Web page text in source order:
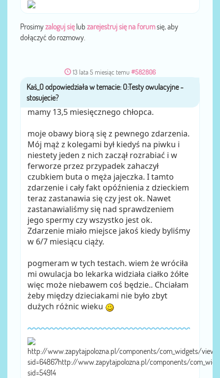
Prosimyzaloguj sięlub zarejestruj się na forumsię, aby
dołączyć do rozmowy.
13 lata 5 miesiąc temu #582806
przezKaś_O
mamy 13,5 miesięcznego chłopca.
moje obawy biorą się z pewnego zdarzenia.
Mój mąż z kolegami był kiedyś na piwku i
niestety jeden z nich zaczął rozrabiać i w
ferworze przez przypadek zahaczył
czubkiem buta o męża jajeczka. I tamto
zdarzenie i cały fakt opóźnienia z dzieckiem
teraz zastanawia się czy jest ok. Nawet
zastanawialiśmy się nad sprawdzeniem
jego spermy czy wszystko jest ok.
Zdarzenie miało miejsce jakoś kiedy byliśmy
w 6/7 miesiącu ciąży.
pogmeram w tych testach. wiem że wróciła
mi owulacja bo lekarka widziała ciałko żółte
więc może niebawem coś będzie.. Chciałam
żeby między dzieciakami nie było zbyt
dużych różnic wieku
http://www.zapytajpolozna.pl/components/com_widgets/
sid=64867http://www.zapytajpolozna.pl/components/
sid=54914